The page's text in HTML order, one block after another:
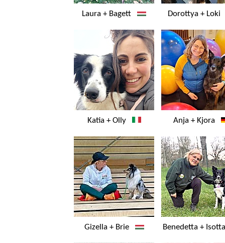
Laura + Bagett Dorottya +
Katia + Olly Anja + Kjora
Gizella + Brie Benedetta +